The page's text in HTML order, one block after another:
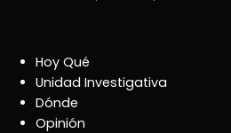
Hoy Qué
Unidad Investigativa
Dónde
Opinión